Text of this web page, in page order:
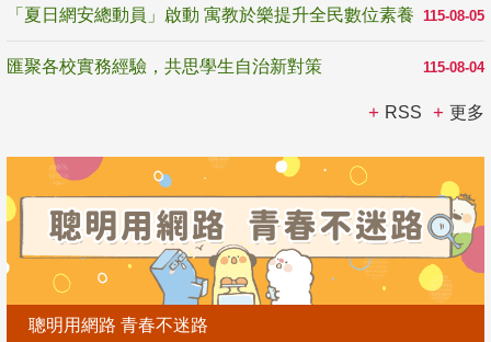
115-08-05
「夏日網安總動員」啟動 寓教於樂提升全民數位素養
115-08-04
匯聚各校實務經驗，共思學生自治新對策
RSS 更多
聰明用網路 青春不迷路